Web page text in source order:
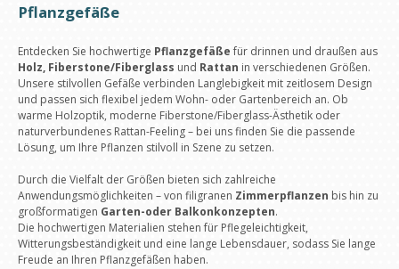
Pflanzgefäße
Entdecken Sie hochwertige Pflanzgefäßefür drinnen und draußen aus
Holz, Fiberstone/Fiberglass und Rattan in verschiedenen Größen.
Unsere stilvollen Gefäße verbinden Langlebigkeit mit zeitlosem Design
und passen sich flexibel jedem Wohn- oder Gartenbereich an. Ob
warme Holzoptik, moderne Fiberstone/Fiberglass-Ästhetik oder
naturverbundenes Rattan-Feeling – bei uns finden Sie die passende
Lösung, um Ihre Pflanzen stilvoll in Szene zu setzen.
Durch die Vielfalt der Größen bieten sich zahlreiche
Anwendungsmöglichkeiten – von filigranen Zimmerpflanzen bis hin zu
großformatigen Garten-oder Balkonkonzepten.
Die hochwertigen Materialien stehen für Pflegeleichtigkeit,
Witterungsbeständigkeit und eine lange Lebensdauer, sodass Sie lange
Freude an Ihren Pflanzgefäßen haben.